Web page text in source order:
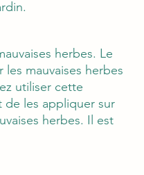
herbes. Le
mauvaises herbes
utiliser cette
de les appliquer sur
herbes. Il est